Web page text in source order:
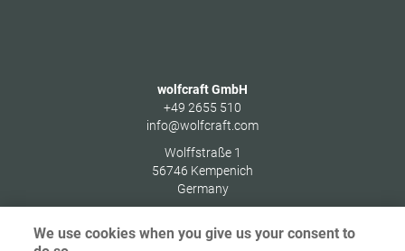
wolfcraft GmbH
+49 2655 510
info@wolfcraft.com
Wolffstraße 1
56746 Kempenich
Germany
We use cookies when you give us your consent to